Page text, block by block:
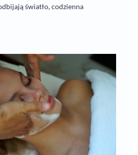
światło, codzienna